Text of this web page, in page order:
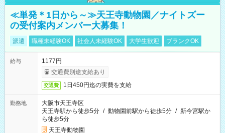
≪単発＊1日から～≫天王寺動物園／ナイトズー
の受付案内メンバー大募集！
派遣 職種未経験OK 社会人未経験OK 大学生歓迎 ブランクOK
給与
1177円
交通費別途支給あり
交通費 1日450円迄の実費を支給
勤務地
大阪市天王寺区
天王寺駅から徒歩5分 / 動物園前駅から徒歩5分 / 新今宮駅か
ら徒歩5分
天王寺動物園